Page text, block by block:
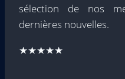
sélection de nos
dernières nouvelles.
★★★★★